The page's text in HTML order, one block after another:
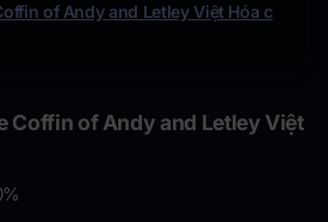
of Andy and Letley Việt Hóa c
Coffin of Andy and Letley Việt